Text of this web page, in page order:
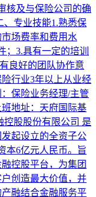
核及与保险公司的确
、专业技能1.熟悉保
场费率和费用水
；3.具有一定的培训
良好的团队协作意
行业3年以上从业经
保险业务经理/主管
地址：天府国际基
控股股份有限公司 是
起设立的全资子公
本6亿元人民币。旨
控股平台，为集团
创造最大价值，并
融结合金融服务平